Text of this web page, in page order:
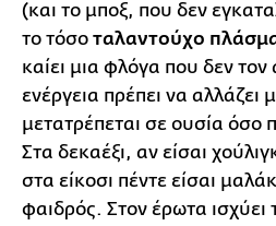
(και το μποξ, που δεν
το τόσο ταλαντούχο
καίει μια φλόγα που δεν
ενέργεια πρέπει να αλλάζει
μετατρέπεται σε ουσία όσο
Στα δεκαέξι, αν είσαι
στα είκοσι πέντε είσαι
φαιδρός. Στον έρωτα ισχύει